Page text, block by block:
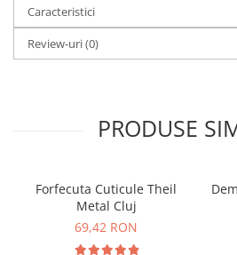
Caracteristici
Review-uri(0)
PRODUSE
Forfecuta Cuticule Theil
Metal Cluj
69,42 RON